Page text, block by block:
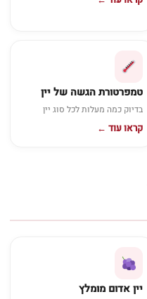
טמפרטורת הגשה של יין
בדיוק כמה מעלות לכל סוג יין
קראו עוד ←
יין אדום מומלץ